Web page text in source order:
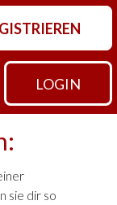
LOGIN
sie dir so